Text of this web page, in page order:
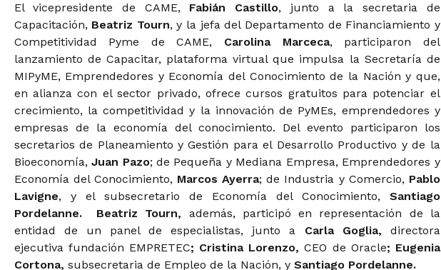
El vicepresidente de CAME, Fabián Castillo, junto a la secretaria de
Capacitación, Beatriz Tourn, y la jefa del Departamento de Financiamiento y
Competitividad Pyme de CAME, Carolina Marceca, participaron del
lanzamiento de Capacitar, plataforma virtual que impulsa la Secretaría de
MIPyME, Emprendedores y Economía del Conocimiento de la Nación y que,
en alianza con el sector privado, ofrece cursos gratuitos para potenciar el
crecimiento, la competitividad y la innovación de PyMEs, emprendedores y
empresas de la economía del conocimiento. Del evento participaron los
secretarios de Planeamiento y Gestión para el Desarrollo Productivo y de la
Bioeconomía,Juan Pazo; de Pequeña y Mediana Empresa, Emprendedores y
Economía del Conocimiento, Marcos Ayerra; de Industria y Comercio, Pablo
Lavigne, y el subsecretario de Economía del Conocimiento, Santiago
Pordelanne. Beatriz Tourn, además, participó en representación de la
entidad de un panel de especialistas, junto a Carla Goglia, directora
ejecutiva fundación EMPRETEC; Cristina Lorenzo,CEO de Oracle; Eugenia
Cortona, subsecretaria de Empleo de la Nación, ySantiago Pordelanne.